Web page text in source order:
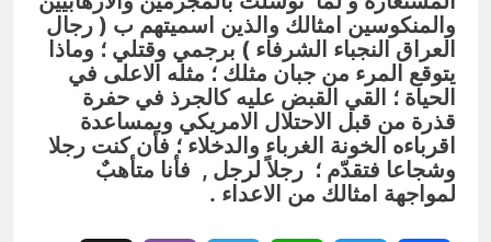
والمنكوسين امثالك والذين اسميتهم ب ( رجال
العراق النجباء الشرفاء ) برجمي وقتلي ؛ وماذا
يتوقع المرء من جبان مثلك ؛ مثله الاعلى في
الحياة ؛ القي القبض عليه كالجرذ في حفرة
قذرة من قبل الاحتلال الامريكي وبمساعدة
اقرباءه الخونة الغرباء والدخلاء ؛ فأن كنت رجلا
وشجاعا فتقدّم ؛ رجلاً لرجل , فأنا متأهبٌ
لمواجهة امثالك من الاعداء .